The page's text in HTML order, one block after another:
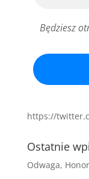
Będziesz
https://
Ostatnie
Odwaga,